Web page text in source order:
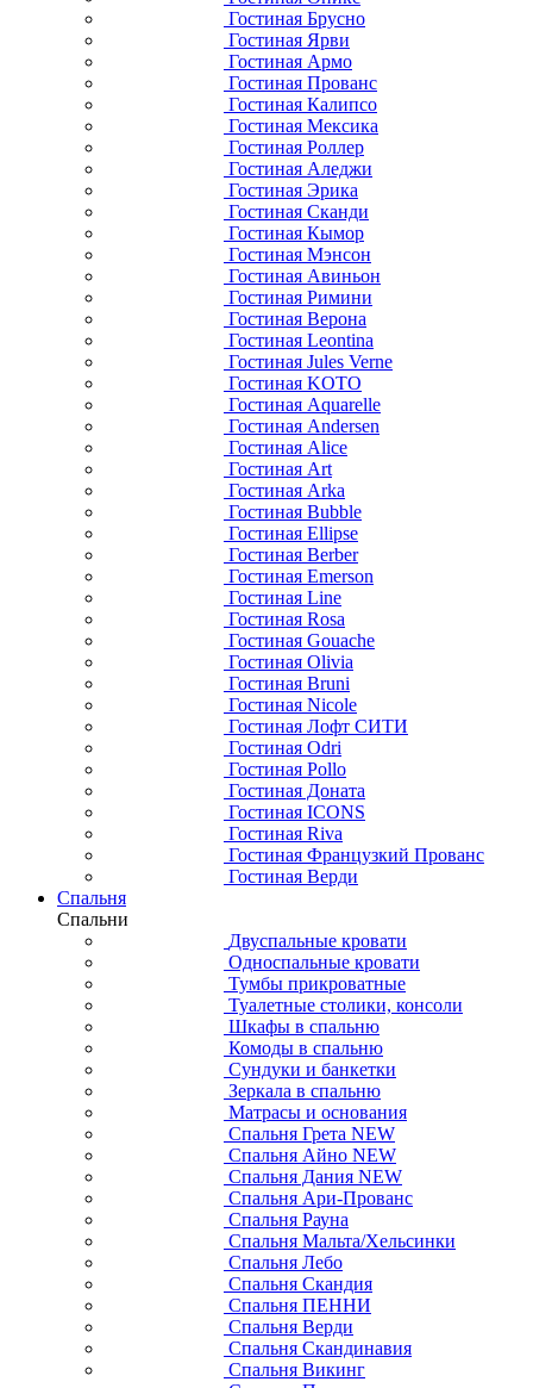
Гостиная Брусно
Гостиная Ярви
Гостиная Армо
Гостиная Прованс
Гостиная Калипсо
Гостиная Мексика
Гостиная Роллер
Гостиная Аледжи
Гостиная Эрика
Гостиная Сканди
Гостиная Кымор
Гостиная Мэнсон
Гостиная Авиньон
Гостиная Римини
Гостиная Верона
Гостиная Leontina
Гостиная Jules Verne
Гостиная KOTO
Гостиная Aquarelle
Гостиная Andersen
Гостиная Alice
Гостиная Art
Гостиная Arka
Гостиная Bubble
Гостиная Ellipse
Гостиная Berber
Гостиная Emerson
Гостиная Line
Гостиная Rosa
Гостиная Gouache
Гостиная Olivia
Гостиная Bruni
Гостиная Nicole
Гостиная Лофт СИТИ
Гостиная Odri
Гостиная Pollo
Гостиная Доната
Гостиная ICONS
Гостиная Riva
Гостиная Французкий Прованс
Гостиная Верди
Спальня
Спальни
Двуспальные кровати
Односпальные кровати
Тумбы прикроватные
Туалетные столики, консоли
Шкафы в спальню
Комоды в спальню
Сундуки и банкетки
Зеркала в спальню
Матрасы и основания
Спальня Грета NEW
Спальня Айно NEW
Спальня Дания NEW
Спальня Ари-Прованс
Спальня Рауна
Спальня Мальта/Хельсинки
Спальня Лебо
Спальня Скандия
Спальня ПЕННИ
Спальня Верди
Спальня Скандинавия
Спальня Викинг